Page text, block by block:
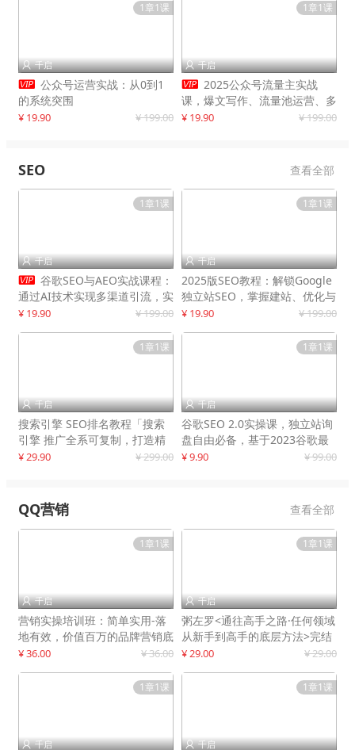
1章1课
 千启
 公众号运营实战：从0到1
的系统突围
¥ 19.90 ¥ 199.00
1章1课
 千启
 2025公众号流量主实战
课，爆文写作、流量池运营、多
平台分发，新手日入千元月赚5
¥ 19.90 ¥ 199.00
SEO 查看全部
1章1课
 千启
 谷歌SEO与AEO实战课程：
通过AI技术实现多渠道引流，实
现网站流量增长300%
¥ 19.90 ¥ 199.00
1章1课
 千启
2025版SEO教程：解锁Google
独立站SEO，掌握建站、优化与
变现技巧
¥ 19.90 ¥ 199.00
1章1课
 千启
搜索引擎 SEO排名教程「搜索
引擎 推广全系可复制，打造精
准被动流量系统
¥ 29.90 ¥ 299.00
1章1课
 千启
谷歌SEO 2.0实操课，独立站询
盘自由必备，基于2023谷歌最
新算法录制
¥ 9.90 ¥ 99.00
QQ营销 查看全部
1章1课
 千启
营销实操培训班：简单实用-落
地有效，价值百万的品牌营销底
层逻辑
¥ 36.00 ¥ 36.00
1章1课
 千启
粥左罗<通往高手之路·任何领域
从新手到高手的底层方法>完结
¥ 29.00 ¥ 29.00
1章1课
 千启
1章1课
 千启